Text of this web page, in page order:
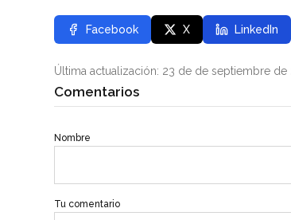
Facebook X LinkedIn
Última actualización: 23 de de septiembre de
Comentarios
Nombre
Tu comentario